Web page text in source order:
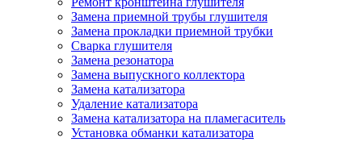
Замена приемной трубы глушителя
Замена прокладки приемной трубки
Сварка глушителя
Замена резонатора
Замена выпускного коллектора
Замена катализатора
Удаление катализатора
Замена катализатора на пламегаситель
Установка обманки катализатора